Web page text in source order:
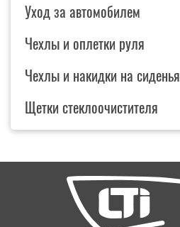
Уход за автомобилем
Чехлы и оплетки руля
Чехлы и накидки на сиденья
Щетки стеклоочистителя